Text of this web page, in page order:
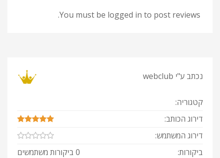
You must be logged in to post reviews.
נכתב ע"י webclub
קטגוריה:
דירוג הכותב:
דירוג המשתמש:
ביקורות:
0 ביקורות משתמשים